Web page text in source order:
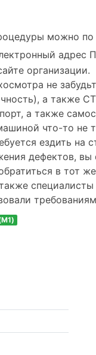
можно
адрес
организации.
не
а также
а также
что-то не
ездить на
дефектов,
в тот